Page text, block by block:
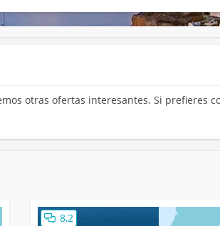
otras ofertas interesantes. Si prefieres
8,2